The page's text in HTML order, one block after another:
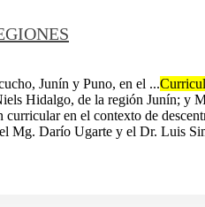
Juní­n y Puno, en el ...
Hidalgo, de la región Juní­n; y
en el contexto de
Darí­o Ugarte y el Dr. Luis